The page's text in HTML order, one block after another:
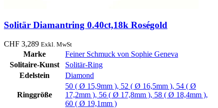
Solitär Diamantring 0.40ct,18k Roségold
CHF 3,289 Exkl. MwSt
Marke
Feiner Schmuck von Sophie Geneva
Solitaire-Kunst
Solitär-Ring
Edelstein
Diamond
Ringgröße
50 ( Ø 15,9mm ), 52 ( Ø 16,5mm ), 54 ( Ø
17,2mm ), 56 ( Ø 17,8mm ), 58 ( Ø 18,4mm ),
60 ( Ø 19,1mm )